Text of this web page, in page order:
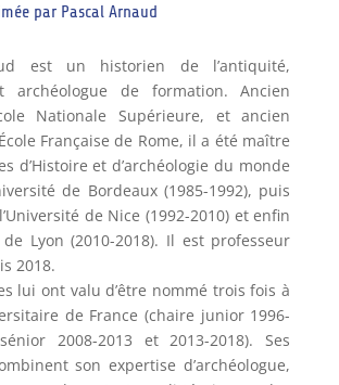
par Pascal Arnaud
est un historien de l’antiquité,
archéologue de formation. Ancien
Nationale Supérieure, et ancien
Française de Rome, il a été maître
d’Histoire et d’archéologie du monde
de Bordeaux (1985-1992), puis
de Nice (1992-2010) et enfin
de Lyon (2010-2018). Il est professeur
2018.
lui ont valu d’être nommé trois fois à
de France (chaire junior 1996-
2008-2013 et 2013-2018). Ses
son expertise d’archéologue,